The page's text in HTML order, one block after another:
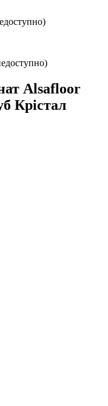
Alsafloor
Крістал